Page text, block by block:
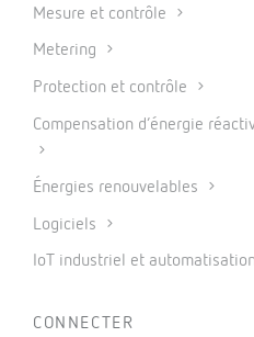
Mesure et contrôle
Metering
Protection et contrôle
Compensation d’énergie
Énergies renouvelables
Logiciels
IoT industriel et automatisation
CONNECTER